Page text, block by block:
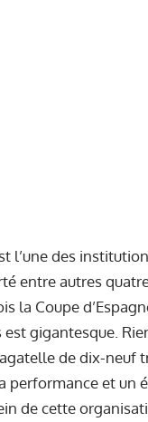
l’une des
entre autres
la Coupe
gigantesque.
de dix-neuf
performance et un
de cette